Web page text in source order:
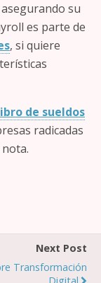
su
es parte de
, si quiere
de sueldos
radicadas
Next Post
Transformación